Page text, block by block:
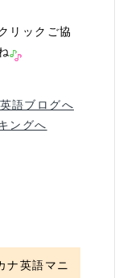
リックご協
ングへ
ナ英語マニ